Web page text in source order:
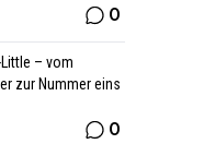
0
Little – vom
zur Nummer eins
0